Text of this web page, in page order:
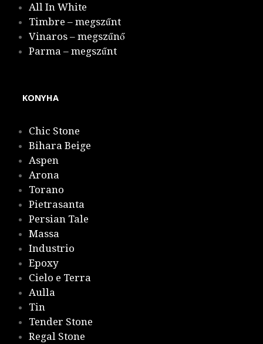
All In White
Timbre – megszűnt
Vinaros – megszűnő
Parma – megszűnt
KONYHA
Chic Stone
Bihara Beige
Aspen
Arona
Torano
Pietrasanta
Persian Tale
Massa
Industrio
Epoxy
Cielo e Terra
Aulla
Tin
Tender Stone
Regal Stone